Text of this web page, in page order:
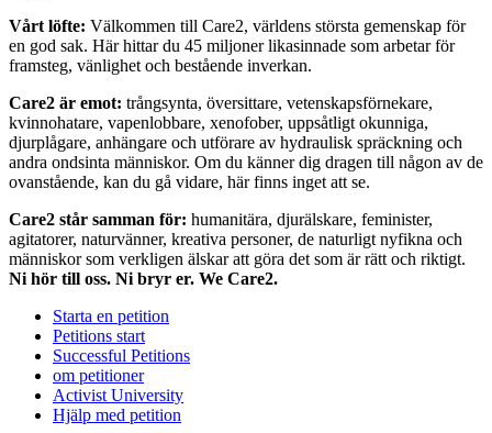
Vårt löfte: Välkommen till Care2, världens största gemenskap för
en god sak. Här hittar du 45 miljoner likasinnade som arbetar för
framsteg, vänlighet och bestående inverkan.
Care2 är emot: trångsynta, översittare, vetenskapsförnekare,
kvinnohatare, vapenlobbare, xenofober, uppsåtligt okunniga,
djurplågare, anhängare och utförare av hydraulisk spräckning och
andra ondsinta människor. Om du känner dig dragen till någon av de
ovanstående, kan du gå vidare, här finns inget att se.
Care2 står samman för: humanitära, djurälskare, feminister,
agitatorer, naturvänner, kreativa personer, de naturligt nyfikna och
människor som verkligen älskar att göra det som är rätt och riktigt.
Ni hör till oss. Ni bryr er. We Care2.
Starta en petition
Petitions start
Successful Petitions
om petitioner
Activist University
Hjälp med petition